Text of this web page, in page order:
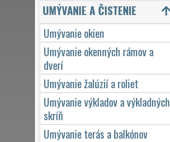
UMÝVANIE A ČISTENIE
Umývanie okien
Umývanie okenných rámov a
dverí
Umývanie žalúzií a roliet
Umývanie výkladov a výkladných
skríň
Umývanie terás a balkónov